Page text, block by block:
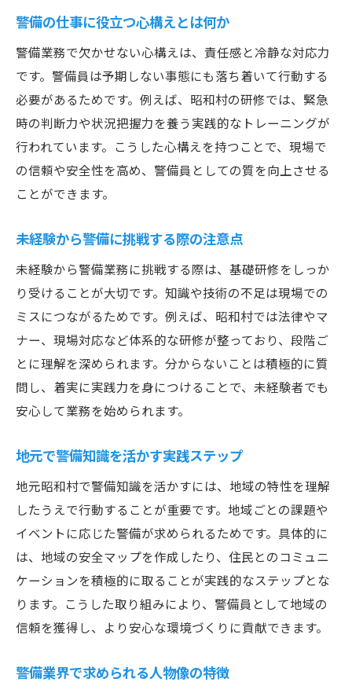
警備知識を深める実践的な学習ポイント
未経験者向け警備知識習得のコツ
知っておきたい警備資格取得の流れ
警備資格取得のための基本的な流れ
警備員に必要な資格と学び方を解説
警備資格取得に向けた準備ポイント
未経験者が知るべき資格取得の手順
警備資格試験の概要と対策方法
昭和村で警備職を始めるための準備法
警備職を始める前に揃えたい準備とは
昭和村で警備員になるための心構え
警備の仕事に役立つ事前学習の進め方
警備職に必要な持ち物や準備事項
未経験者でも安心の警備就職ポイント
警備の現場で役立つ実践スキル紹介
警備現場で重宝される実践スキルとは
警備業務で求められるコミュニケーション
警備員が現場で使う安全確保の技術
警備スキルを高める日々の工夫
現場経験から学ぶ警備スキルアップ術
未経験から警備へ転職する魅力とは
警備の仕事に役立つ心構えとは何か
警備業務で欠かせない心構えは、責任感と冷静な対応力
です。警備員は予期しない事態にも落ち着いて行動する
必要があるためです。例えば、昭和村の研修では、緊急
時の判断力や状況把握力を養う実践的なトレーニングが
行われています。こうした心構えを持つことで、現場で
の信頼や安全性を高め、警備員としての質を向上させる
ことができます。
未経験から警備に挑戦する際の注意点
未経験から警備業務に挑戦する際は、基礎研修をしっか
り受けることが大切です。知識や技術の不足は現場での
ミスにつながるためです。例えば、昭和村では法律やマ
ナー、現場対応など体系的な研修が整っており、段階ご
とに理解を深められます。分からないことは積極的に質
問し、着実に実践力を身につけることで、未経験者でも
安心して業務を始められます。
地元で警備知識を活かす実践ステップ
地元昭和村で警備知識を活かすには、地域の特性を理解
したうえで行動することが重要です。地域ごとの課題や
イベントに応じた警備が求められるためです。具体的に
は、地域の安全マップを作成したり、住民とのコミュニ
ケーションを積極的に取ることが実践的なステップとな
ります。こうした取り組みにより、警備員として地域の
信頼を獲得し、より安心な環境づくりに貢献できます。
警備業界で求められる人物像の特徴